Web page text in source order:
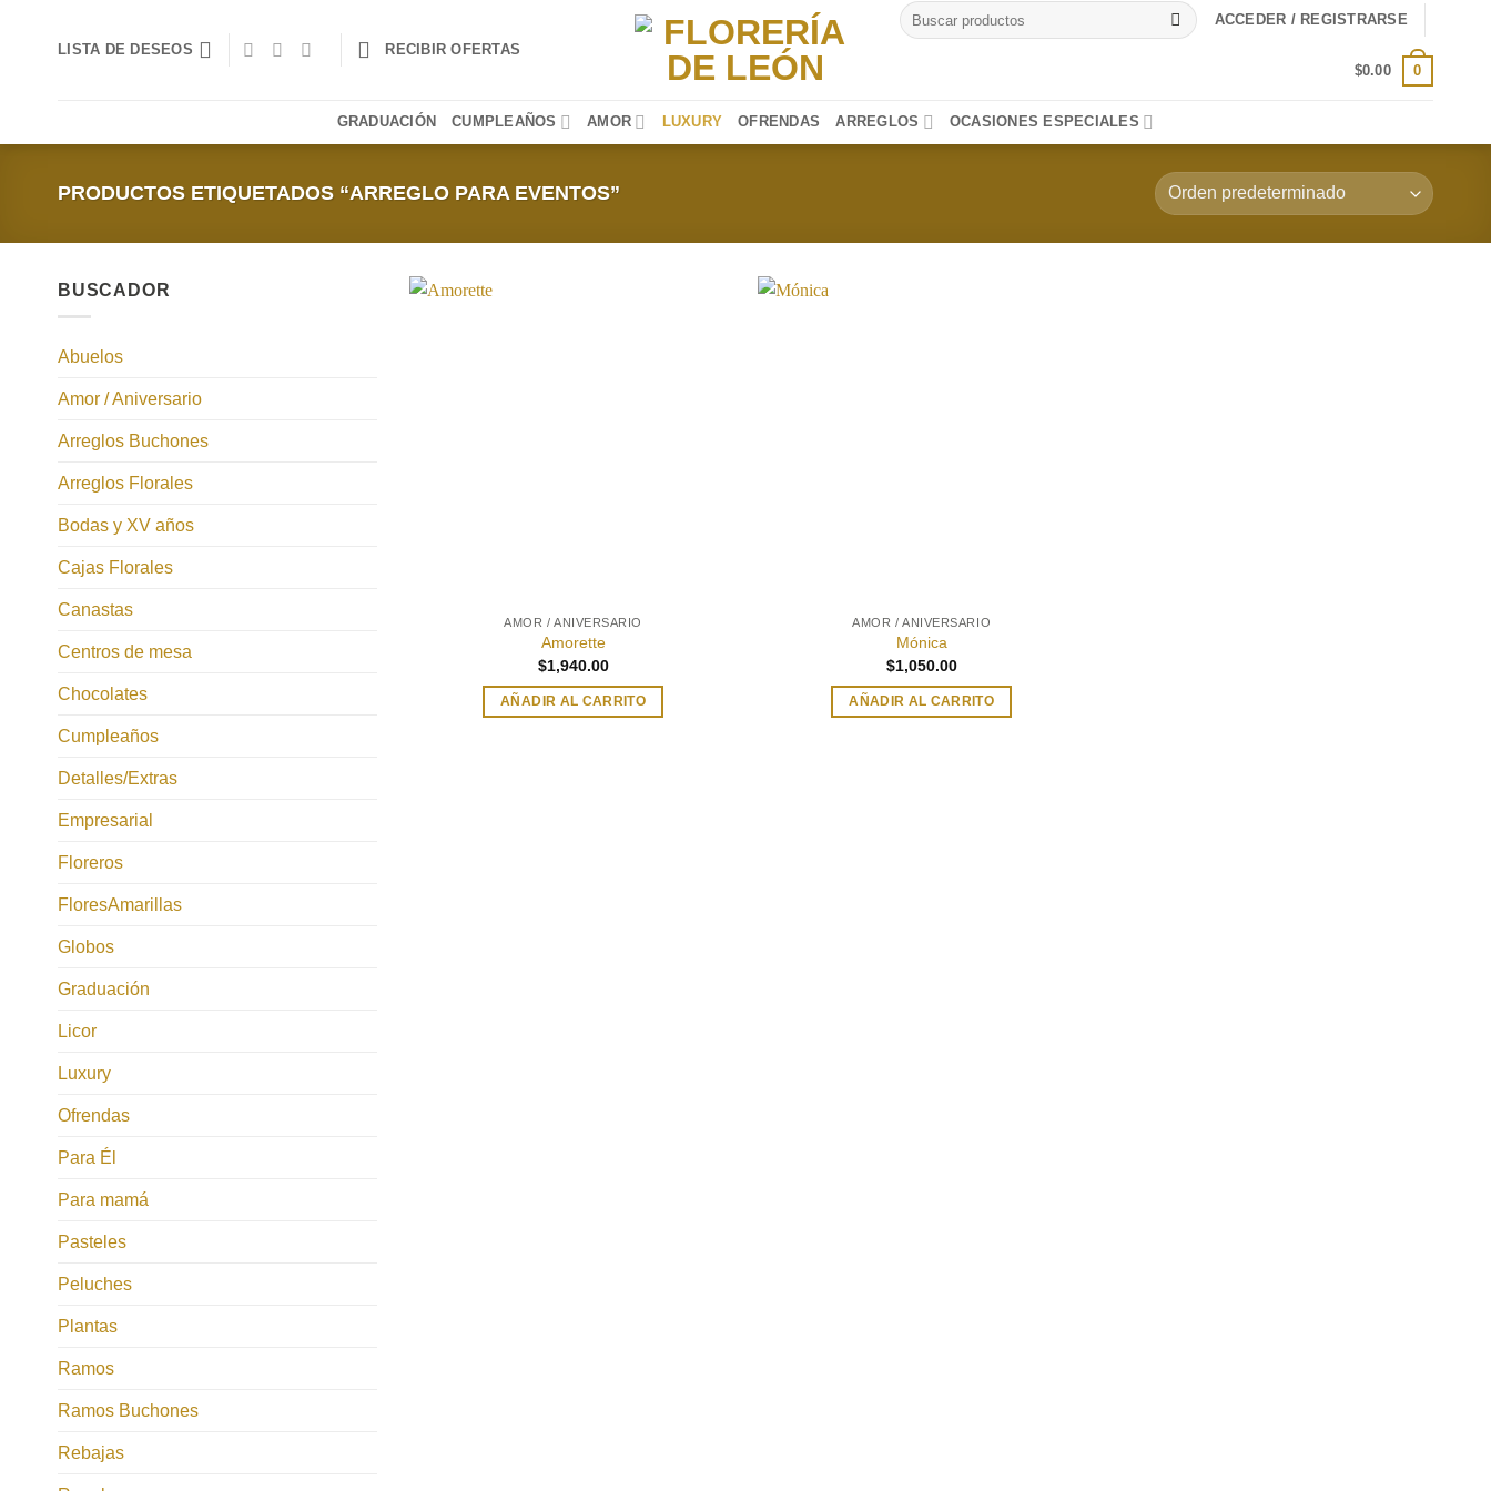
LISTA DE DESEOS RECIBIR OFERTAS
Buscar
por:
ACCEDER / REGISTRARSE
$0.00 0
GRADUACIÓN CUMPLEAÑOS AMOR LUXURY OFRENDAS ARREGLOS OCASIONES ESPECIALES
PRODUCTOS ETIQUETADOS “ARREGLO PARA EVENTOS”
BUSCADOR
Abuelos
Amor / Aniversario
Arreglos Buchones
Arreglos Florales
Bodas y XV años
Cajas Florales
Canastas
Centros de mesa
Chocolates
Cumpleaños
Detalles/Extras
Empresarial
Floreros
FloresAmarillas
Globos
Graduación
Licor
Luxury
Ofrendas
Para Él
Para mamá
Pasteles
Peluches
Plantas
Ramos
Ramos Buchones
Rebajas
AMOR / ANIVERSARIO
Amorette
$1,940.00
AÑADIR AL CARRITO
AMOR / ANIVERSARIO
Mónica
$1,050.00
AÑADIR AL CARRITO